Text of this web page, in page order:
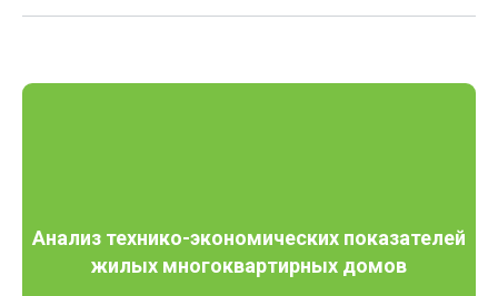
Анализ технико-экономических показателей
жилых многоквартирных домов